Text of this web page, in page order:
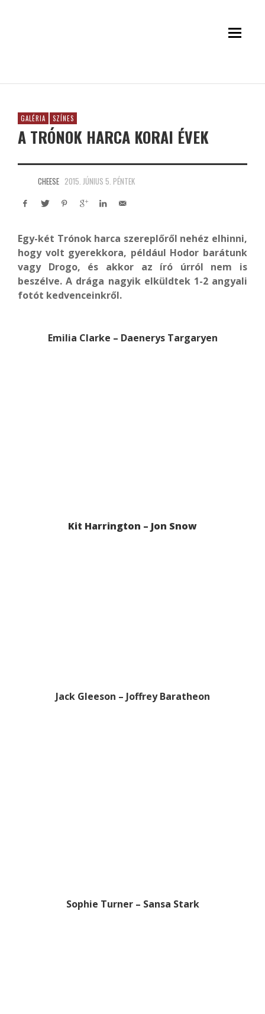
GALÉRIA SZÍNES
A TRÓNOK HARCA KORAI ÉVEK
CHEESE 2015. JÚNIUS 5. PÉNTEK
Egy-két Trónok harca szereplőről nehéz elhinni,
hogy volt gyerekkora, például Hodor barátunk
vagy Drogo, és akkor az író úrról nem is
beszélve. A drága nagyik elküldtek 1-2 angyali
fotót kedvenceinkről.
Emilia Clarke – Daenerys Targaryen
Kit Harrington – Jon Snow
Jack Gleeson – Joffrey Baratheon
Sophie Turner – Sansa Stark